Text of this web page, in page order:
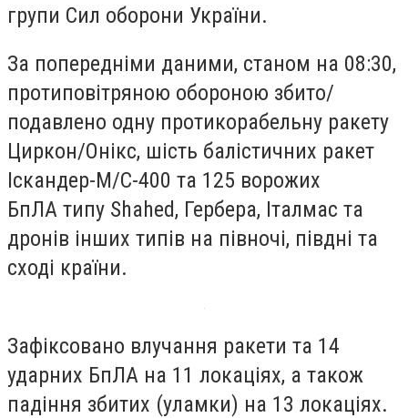
групи Сил оборони України.
За попередніми даними, станом на 08:30,
протиповітряною обороною збито/
подавлено одну протикорабельну ракету
Циркон/Онікс, шість балістичних ракет
Іскандер-М/С-400 та 125 ворожих
БпЛА типу Shahed, Гербера, Італмас та
дронів інших типів на півночі, півдні та
сході країни.
Зафіксовано влучання ракети та 14
ударних БпЛА на 11 локаціях, а також
падіння збитих (уламки) на 13 локаціях.